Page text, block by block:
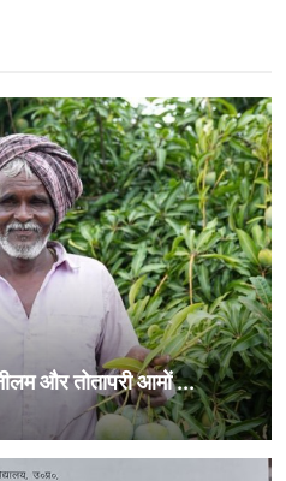
और तोतापरी आमों ...